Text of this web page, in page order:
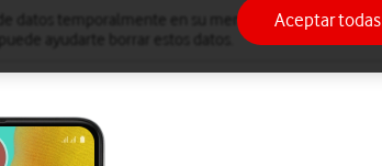
datos temporalmente en su memoria. Si el teléfono se
ayudarte borrar estos datos.
Aceptar todas